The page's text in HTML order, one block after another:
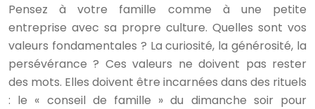
Pensez à votre famille comme à une petite
entreprise avec sa propre culture. Quelles sont vos
valeurs fondamentales ? La curiosité, la générosité, la
persévérance ? Ces valeurs ne doivent pas rester
des mots. Elles doivent être incarnées dans des rituels
: le « conseil de famille » du dimanche soir pour